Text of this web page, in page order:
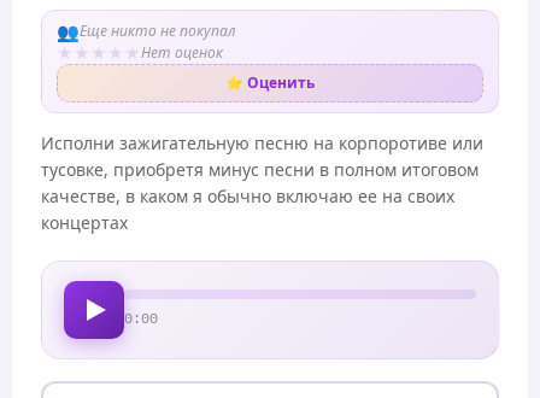
👥Еще никто не покупал
★ ★ ★ ★ ★Нет оценок
⭐ Оценить
Исполни зажигательную песню на корпоротиве или
тусовке, приобретя минус песни в полном итоговом
качестве, в каком я обычно включаю ее на своих
концертах
0:00